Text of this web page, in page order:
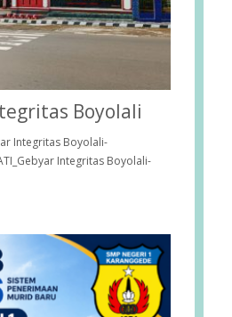
Boyolali
Integritas Boyolali-
Integritas Boyolali-